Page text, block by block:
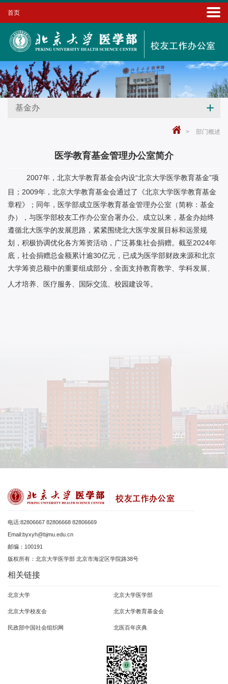
首页
基金办
> 部门概述
医学教育基金管理办公室简介
2007年，北京大学教育基金会内设“北京大学医学教育基金”项
目；2009年，北京大学教育基金会通过了《北京大学医学教育基金
章程》；同年，医学部成立医学教育基金管理办公室（简称：基金
办），与医学部校友工作办公室合署办公。成立以来，基金办始终
遵循北大医学的发展思路，紧紧围绕北大医学发展目标和远景规
划，积极协调优化各方筹资活动，广泛募集社会捐赠。截至2024年
底，社会捐赠总金额累计逾30亿元，已成为医学部财政来源和北京
大学筹资总额中的重要组成部分，全面支持教育教学、学科发展、
人才培养、医疗服务、国际交流、校园建设等。
电话:82806667 82806668 82806669
Email:byxyh@bjmu.edu.cn
邮编：100191
版权所有：北京大学医学部 北京市海淀区学院路38号
相关链接
北京大学 北京大学医学部
北京大学校友会 北京大学教育基金会
民政部中国社会组织网 北医百年庆典